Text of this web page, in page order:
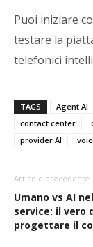
Puoi iniziare
testare la
telefonici
TAGS Agent AI
contact center
provider AI
Articolo precedente
Umano vs AI
service: il vero
progettare il